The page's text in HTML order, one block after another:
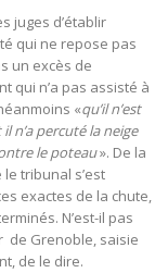
juges d’établir
qui ne repose pas
un excès de
qui n’a pas assisté à
«qu’il n’est
n’a percuté la neige
le poteau». De la
tribunal s’est
exactes de la chute,
N’est-il pas
de Grenoble, saisie
de le dire.